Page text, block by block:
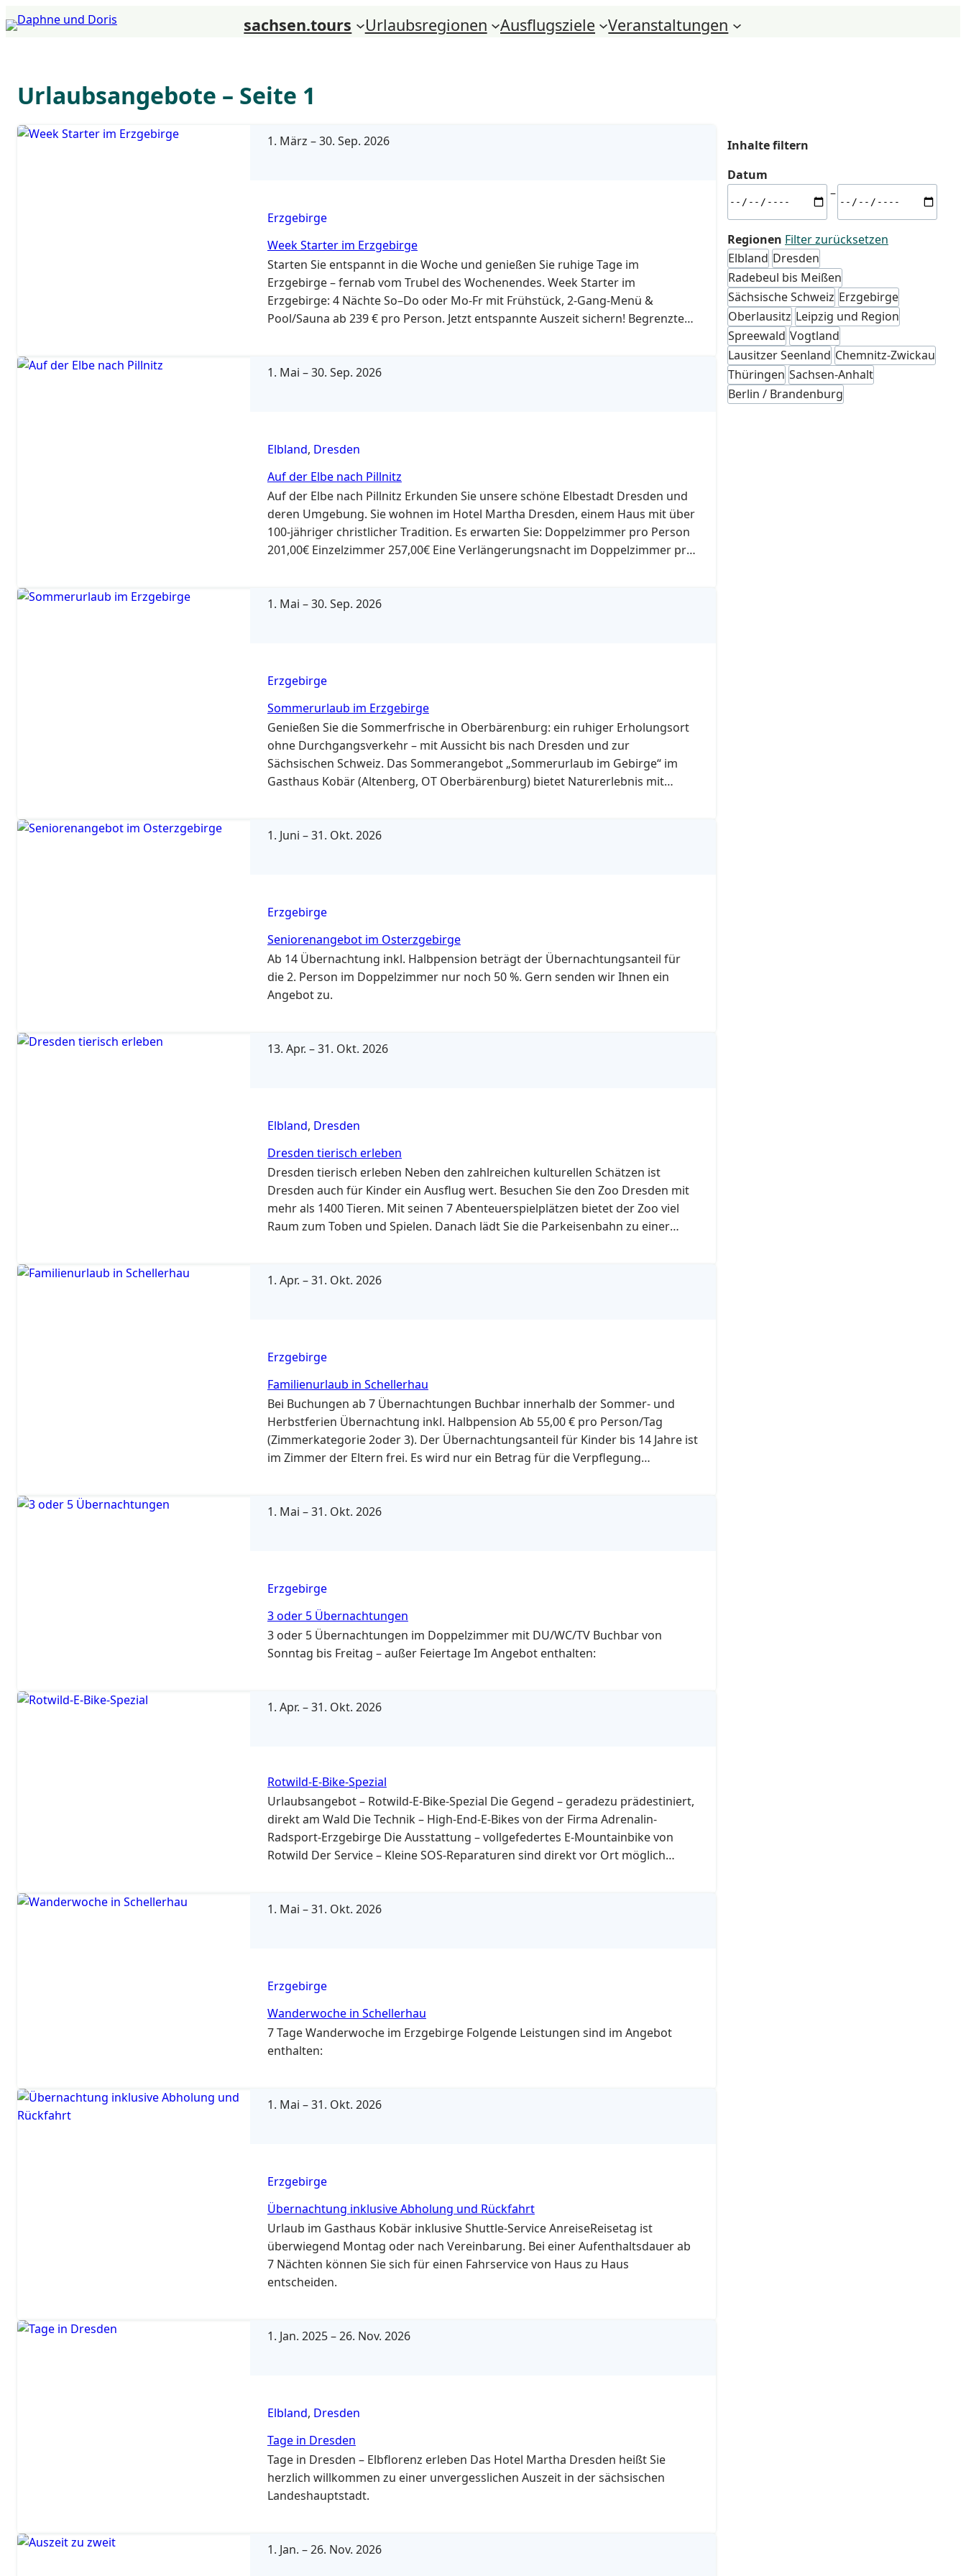
Zum
Inhalt
sachsen.tours Urlaubsregionen Ausflugsziele Veranstaltungen
Urlaubsangebote – Seite 1
1. März –30. Sep. 2026
Erzgebirge
Week Starter im Erzgebirge
Starten Sie entspannt in die Woche und genießen Sie ruhige Tage im
Erzgebirge – fernab vom Trubel des Wochenendes. Week Starter im
Erzgebirge: 4 Nächte So–Do oder Mo-Fr mit Frühstück, 2-Gang-Menü &
Pool/Sauna ab 239 € pro Person. Jetzt entspannte Auszeit sichern! Begrenzte
1. Mai –30. Sep. 2026
Elbland, Dresden
Auf der Elbe nach Pillnitz
Auf der Elbe nach Pillnitz Erkunden Sie unsere schöne Elbestadt Dresden und
deren Umgebung. Sie wohnen im Hotel Martha Dresden, einem Haus mit über
100-jähriger christlicher Tradition. Es erwarten Sie: Doppelzimmer pro Person
201,00€ Einzelzimmer 257,00€ Eine Verlängerungsnacht im Doppelzimmer pro
1. Mai –30. Sep. 2026
Erzgebirge
Sommerurlaub im Erzgebirge
Genießen Sie die Sommerfrische in Oberbärenburg: ein ruhiger Erholungsort
ohne Durchgangsverkehr – mit Aussicht bis nach Dresden und zur
Sächsischen Schweiz. Das Sommerangebot „Sommerurlaub im Gebirge“ im
Gasthaus Kobär (Altenberg, OT Oberbärenburg) bietet Naturerlebnis mit
Urlaubsgefühl…
1. Juni –31. Okt. 2026
Erzgebirge
Seniorenangebot im Osterzgebirge
Ab 14 Übernachtung inkl. Halbpension beträgt der Übernachtungsanteil für
die 2. Person im Doppelzimmer nur noch 50 %. Gern senden wir Ihnen ein
Angebot zu.
13. Apr. –31. Okt. 2026
Elbland, Dresden
Dresden tierisch erleben
Dresden tierisch erleben Neben den zahlreichen kulturellen Schätzen ist
Dresden auch für Kinder ein Ausflug wert. Besuchen Sie den Zoo Dresden mit
mehr als 1400 Tieren. Mit seinen 7 Abenteuerspielplätzen bietet der Zoo viel
Raum zum Toben und Spielen. Danach lädt Sie die Parkeisenbahn zu einer
1. Apr. –31. Okt. 2026
Erzgebirge
Familienurlaub in Schellerhau
Bei Buchungen ab 7 Übernachtungen Buchbar innerhalb der Sommer- und
Herbstferien Übernachtung inkl. Halbpension Ab 55,00 € pro Person/Tag
(Zimmerkategorie 2oder 3). Der Übernachtungsanteil für Kinder bis 14 Jahre ist
im Zimmer der Eltern frei. Es wird nur ein Betrag für die Verpflegung
1. Mai –31. Okt. 2026
Erzgebirge
3 oder 5 Übernachtungen
3 oder 5 Übernachtungen im Doppelzimmer mit DU/WC/TV Buchbar von
Sonntag bis Freitag – außer Feiertage Im Angebot enthalten:
1. Apr. –31. Okt. 2026
Rotwild-E-Bike-Spezial
Urlaubsangebot – Rotwild-E-Bike-Spezial Die Gegend – geradezu prädestiniert,
direkt am Wald Die Technik – High-End-E-Bikes von der Firma Adrenalin-
Radsport-Erzgebirge Die Ausstattung – vollgefedertes E-Mountainbike von
Rotwild Der Service – Kleine SOS-Reparaturen sind direkt vor Ort möglich
(Adrenalin-Radsport Erzgebirge) für…
1. Mai –31. Okt. 2026
Erzgebirge
Wanderwoche in Schellerhau
7 Tage Wanderwoche im Erzgebirge Folgende Leistungen sind im Angebot
enthalten:
1. Mai –31. Okt. 2026
Erzgebirge
Übernachtung inklusive Abholung und Rückfahrt
Urlaub im Gasthaus Kobär inklusive Shuttle-Service AnreiseReisetag ist
überwiegend Montag oder nach Vereinbarung. Bei einer Aufenthaltsdauer ab
7 Nächten können Sie sich für einen Fahrservice von Haus zu Haus
entscheiden.
1. Jan. 2025–26. Nov. 2026
Elbland, Dresden
Tage in Dresden
Tage in Dresden – Elbflorenz erleben Das Hotel Martha Dresden heißt Sie
herzlich willkommen zu einer unvergesslichen Auszeit in der sächsischen
Landeshauptstadt.
1. Jan. –26. Nov. 2026
Inhalte filtern
Datum
r
t
d
a
t
u
m
–
d
a
t
u
m
Regionen Filter zurücksetzen
Elbland Dresden
Radebeul bis Meißen
Sächsische Schweiz Erzgebirge
Oberlausitz Leipzig und Region
Spreewald Vogtland
Lausitzer Seenland Chemnitz-Zwickau
Thüringen Sachsen-Anhalt
Berlin / Brandenburg